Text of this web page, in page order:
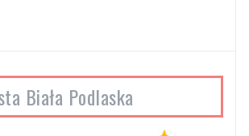
Biała Podlaska